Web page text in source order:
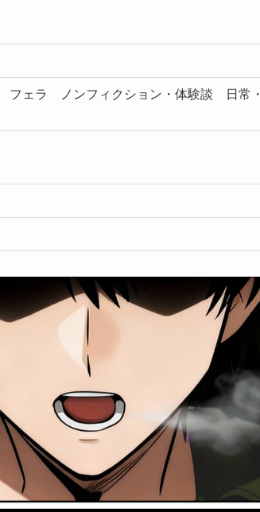
ェラ ノンフィクション・体験談 日常・